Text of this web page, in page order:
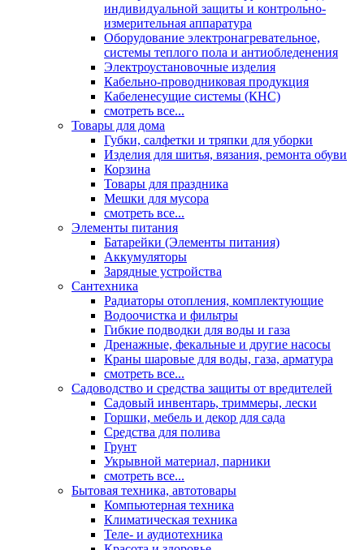
индивидуальной защиты и контрольно-
измерительная аппаратура
Оборудование электронагревательное,
системы теплого пола и антиобледенения
Электроустановочные изделия
Кабельно-проводниковая продукция
Кабеленесущие системы (КНС)
смотреть все...
Товары для дома
Губки, салфетки и тряпки для уборки
Изделия для шитья, вязания, ремонта обуви
Корзина
Товары для праздника
Мешки для мусора
смотреть все...
Элементы питания
Батарейки (Элементы питания)
Аккумуляторы
Зарядные устройства
Сантехника
Радиаторы отопления, комплектующие
Водоочистка и фильтры
Гибкие подводки для воды и газа
Дренажные, фекальные и другие насосы
Краны шаровые для воды, газа, арматура
смотреть все...
Садоводство и средства защиты от вредителей
Садовый инвентарь, триммеры, лески
Горшки, мебель и декор для сада
Средства для полива
Грунт
Укрывной материал, парники
смотреть все...
Бытовая техника, автотовары
Компьютерная техника
Климатическая техника
Теле- и аудиотехника